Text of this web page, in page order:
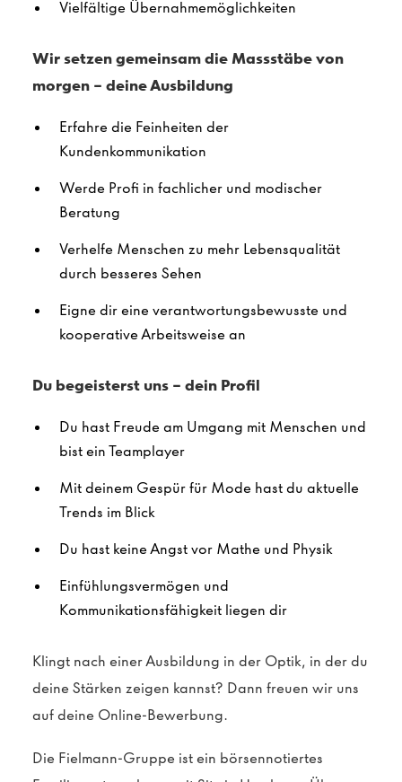
Vielfältige Übernahmemöglichkeiten
Wir setzen gemeinsam die Massstäbe von
morgen – deine Ausbildung
Erfahre die Feinheiten der
Kundenkommunikation
Werde Profi in fachlicher und modischer
Beratung
Verhelfe Menschen zu mehr Lebensqualität
durch besseres Sehen
Eigne dir eine verantwortungsbewusste und
kooperative Arbeitsweise an
Du begeisterst uns – dein Profil
Du hast Freude am Umgang mit Menschen und
bist ein Teamplayer
Mit deinem Gespür für Mode hast du aktuelle
Trends im Blick
Du hast keine Angst vor Mathe und Physik
Einfühlungsvermögen und
Kommunikationsfähigkeit liegen dir
Klingt nach einer Ausbildung in der Optik, in der du
deine Stärken zeigen kannst? Dann freuen wir uns
auf deine Online-Bewerbung.
Die Fielmann-Gruppe ist ein börsennotiertes